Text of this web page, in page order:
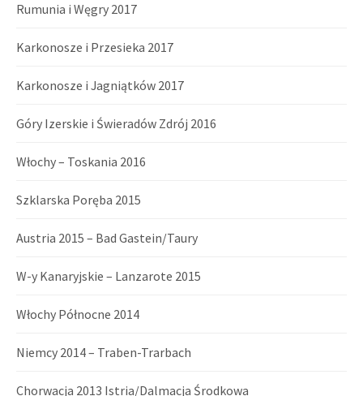
Rumunia i Węgry 2017
Karkonosze i Przesieka 2017
Karkonosze i Jagniątków 2017
Góry Izerskie i Świeradów Zdrój 2016
Włochy – Toskania 2016
Szklarska Poręba 2015
Austria 2015 – Bad Gastein/Taury
W-y Kanaryjskie – Lanzarote 2015
Włochy Północne 2014
Niemcy 2014 – Traben-Trarbach
Chorwacja 2013 Istria/Dalmacja Środkowa